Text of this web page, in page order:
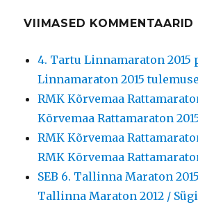
VIIMASED KOMMENTAARID
4. Tartu Linnamaraton 2015
Linnamaraton 2015
RMK Kõrvemaa
Kõrvemaa Rattamaraton
RMK Kõrvemaa
RMK Kõrvemaa
SEB 6. Tallinna Maraton
Tallinna Maraton 2012 /